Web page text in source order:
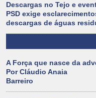
Descargas no Tejo e
PSD exige
descargas de águas
A Força que nasce da
Por Cláudio Anaia
Barreiro